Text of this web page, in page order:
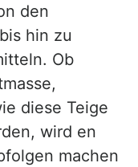
den
hin zu
Ob
diese Teige
wird en
machen